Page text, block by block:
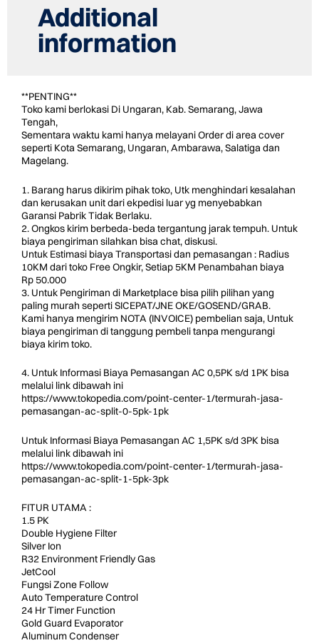
Additional
information
**PENTING**
Toko kami berlokasi Di Ungaran, Kab. Semarang, Jawa
Tengah,
Sementara waktu kami hanya melayani Order di area cover
seperti Kota Semarang, Ungaran, Ambarawa, Salatiga dan
Magelang.
1. Barang harus dikirim pihak toko, Utk menghindari kesalahan
dan kerusakan unit dari ekpedisi luar yg menyebabkan
Garansi Pabrik Tidak Berlaku.
2. Ongkos kirim berbeda-beda tergantung jarak tempuh. Untuk
biaya pengiriman silahkan bisa chat, diskusi.
Untuk Estimasi biaya Transportasi dan pemasangan : Radius
10KM dari toko Free Ongkir, Setiap 5KM Penambahan biaya
Rp 50.000
3. Untuk Pengiriman di Marketplace bisa pilih pilihan yang
paling murah seperti SICEPAT/JNE OKE/GOSEND/GRAB.
Kami hanya mengirim NOTA (INVOICE) pembelian saja, Untuk
biaya pengiriman di tanggung pembeli tanpa mengurangi
biaya kirim toko.
4. Untuk Informasi Biaya Pemasangan AC 0,5PK s/d 1PK bisa
melalui link dibawah ini
https://www.tokopedia.com/point-center-1/termurah-jasa-
pemasangan-ac-split-0-5pk-1pk
Untuk Informasi Biaya Pemasangan AC 1,5PK s/d 3PK bisa
melalui link dibawah ini
https://www.tokopedia.com/point-center-1/termurah-jasa-
pemasangan-ac-split-1-5pk-3pk
FITUR UTAMA :
1.5 PK
Double Hygiene Filter
Silver Ion
R32 Environment Friendly Gas
JetCool
Fungsi Zone Follow
Auto Temperature Control
24 Hr Timer Function
Gold Guard Evaporator
Aluminum Condenser